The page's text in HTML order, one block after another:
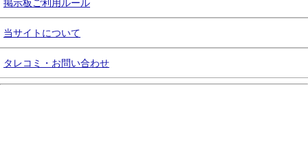
掲示板ご利用ルール
当サイトについて
タレコミ・お問い合わせ